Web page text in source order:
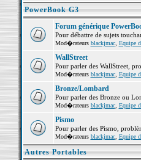
PowerBook G3
Forum générique
Pour débattre de sujets
Mod�rateurs blackjmac, Equipe
WallStreet
Pour parler des WallStreet,
Mod�rateurs blackjmac, Equipe
Bronze/Lombard
Pour parler des Bronze ou
Mod�rateurs blackjmac, Equipe
Pismo
Pour parler des Pismo,
Mod�rateurs blackjmac, Equipe
Autres Portables